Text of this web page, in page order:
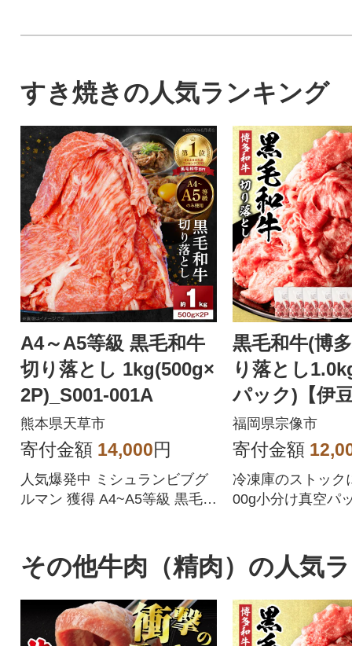
すき焼きの人気ランキング
A4～A5等級 黒毛和牛
切り落とし 1kg(500g×
2P)_S001-001A
熊本県天草市
寄付金額 14,000円
人気爆発中 ミシュランビブグ
ルマン 獲得 A4~A5等級 黒毛和
程度お時間がかかる場合がご
ざいます。ご了承の上お申し
込みください。発送につきま
しては、説明文を必ずご確認
ください。★天草市では返礼
黒毛和牛(博
り落とし
パック)【伊
店】_HA1511
福岡県宗像市
寄付金額
冷凍庫のストック
00g小分け真空パ
その他牛肉（精肉）の人気